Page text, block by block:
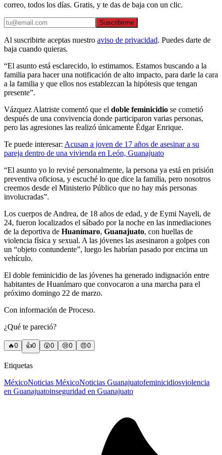
correo, todos los días. Gratis, y te das de baja con un clic.
Suscribirme
Al suscribirte aceptas nuestro aviso de privacidad. Puedes darte de
baja cuando quieras.
“El asunto está esclarecido, lo estimamos. Estamos buscando a la
familia para hacer una notificación de alto impacto, para darle la cara
a la familia y que ellos nos establezcan la hipótesis que tengan
presente”.
Vázquez Alatriste comentó que el doble feminicidio se cometió
después de una convivencia donde participaron varias personas,
pero las agresiones las realizó únicamente Édgar Enrique.
Te puede interesar: Acusan a joven de 17 años de asesinar a su
pareja dentro de una vivienda en León, Guanajuato
“El asunto yo lo revisé personalmente, la persona ya está en prisión
preventiva oficiosa, y escuché lo que dice la familia, pero nosotros
creemos desde el Ministerio Público que no hay más personas
involucradas”.
Los cuerpos de Andrea, de 18 años de edad, y de Eymi Nayeli, de
24, fueron localizados el sábado por la noche en las inmediaciones
de la deportiva de Huanímaro, Guanajuato, con huellas de
violencia física y sexual. A las jóvenes las asesinaron a golpes con
un “objeto contundente”, luego les habrían pasado por encima un
vehículo.
El doble feminicidio de las jóvenes ha generado indignación entre
habitantes de Huanímaro que convocaron a una marcha para el
próximo domingo 22 de marzo.
Con información de Proceso.
¿Qué te pareció?
🔥0 👍0 😲0 😢0 😠0
Etiquetas
MéxicoNoticias MéxicoNoticias Guanajuatofeminicidiosviolencia
en Guanajuatoinseguridad en Guanajuato